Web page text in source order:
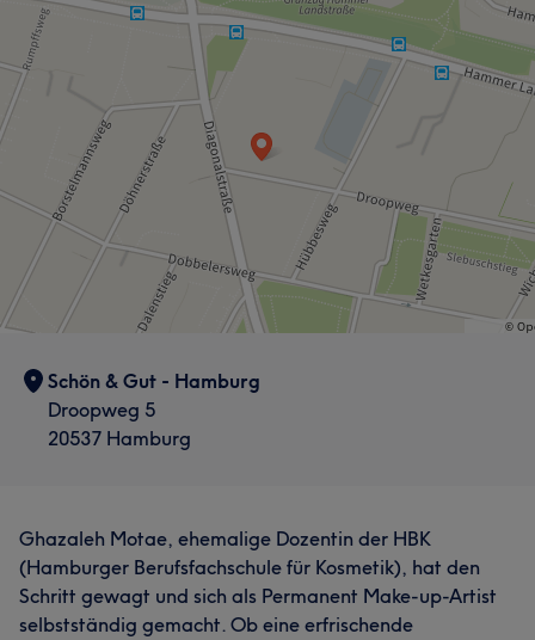
Schön & Gut - Hamburg
Droopweg 5
20537 Hamburg
Ghazaleh Motae, ehemalige Dozentin der HBK
(Hamburger Berufsfachschule für Kosmetik), hat den
Schritt gewagt und sich als Permanent Make-up-Artist
selbstständig gemacht. Ob eine erfrischende